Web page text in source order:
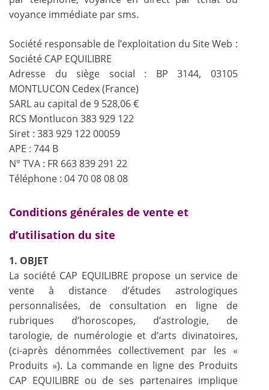
voyance immédiate par sms.
Société responsable de l’exploitation du Site Web :
Société CAP EQUILIBRE
Adresse du siège social : BP 3144, 03105
MONTLUCON Cedex (France)
SARL au capital de 9 528,06 €
RCS Montlucon 383 929 122
Siret : 383 929 122 00059
APE : 744 B
N° TVA : FR 663 839 291 22
Téléphone : 04 70 08 08 08
Conditions générales de vente et
d’utilisation du site
1. OBJET
La société CAP EQUILIBRE propose un service de
vente à distance d’études astrologiques
personnalisées, de consultation en ligne de
rubriques d’horoscopes, d’astrologie, de
tarologie, de numérologie et d’arts divinatoires,
(ci-après dénommées collectivement par les «
Produits »). La commande en ligne des Produits
CAP EQUILIBRE ou de ses partenaires implique